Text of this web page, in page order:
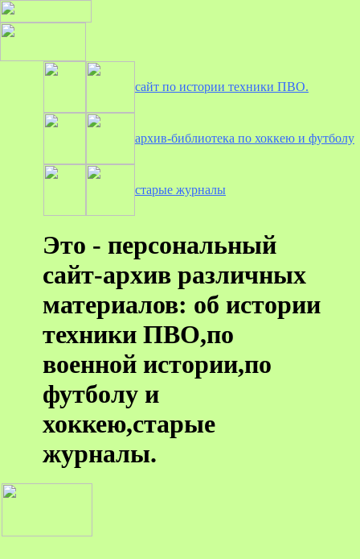
сайт по истории техники ПВО.
архив-библиотека по хоккею и футболу
старые журналы
Это - персональный
сайт-архив различных
материалов: об истории
техники ПВО,по
военной истории,по
футболу и
хоккею,старые
журналы.